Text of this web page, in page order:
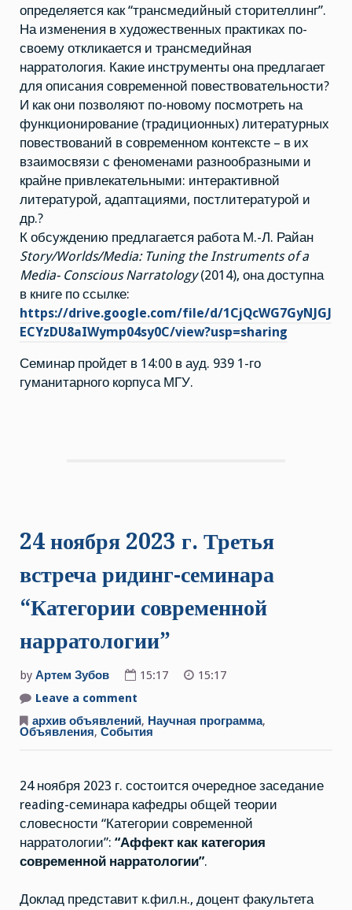
определяется как “трансмедийный сторителлинг”.
На изменения в художественных практиках по-
своему откликается и трансмедийная
нарратология. Какие инструменты она предлагает
для описания современной повествовательности?
И как они позволяют по-новому посмотреть на
функционирование (традиционных) литературных
повествований в современном контексте – в их
взаимосвязи с феноменами разнообразными и
крайне привлекательными: интерактивной
литературой, адаптациями, постлитературой и
др.?
К обсуждению предлагается работа М.-Л. Райан
Story/Worlds/Media: Tuning the Instruments of a
Media- Conscious Narratology(2014), она доступна
в книге по ссылке:
https://drive.google.com/file/d/1CjQcWG7GyNJGJ
ECYzDU8aIWymp04sy0C/view?usp=sharing
Семинар пройдет в 14:00 в ауд. 939 1-го
гуманитарного корпуса МГУ.
24 ноября 2023 г. Третья
встреча ридинг-семинара
“Категории современной
нарратологии”
by Артем Зубов 15:17
15:17
Leave a comment
ноября
2023
семинара
“Категории
современной
нарратологии”
архив объявлений, Научная программа,
Объявления, События
24 ноября 2023 г. состоится очередное заседание
reading-семинара кафедры общей теории
словесности “Категории современной
нарратологии”: “Аффект как категория
современной нарратологии”.
Доклад представит к.фил.н., доцент факультета